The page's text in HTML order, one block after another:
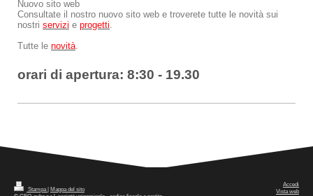
Nuovo sito web
Consultate il nostro nuovo sito web e troverete tutte le novità sui
nostri servizi e progetti
Tutte le novità
orari di apertura: 8:30 - 19.30
Stampa
Mappa del sito
Accedi
Vista web